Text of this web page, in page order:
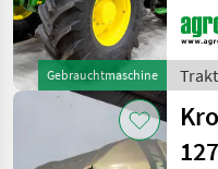
Gebrauchtmaschine
20/20
Achse, gefederte